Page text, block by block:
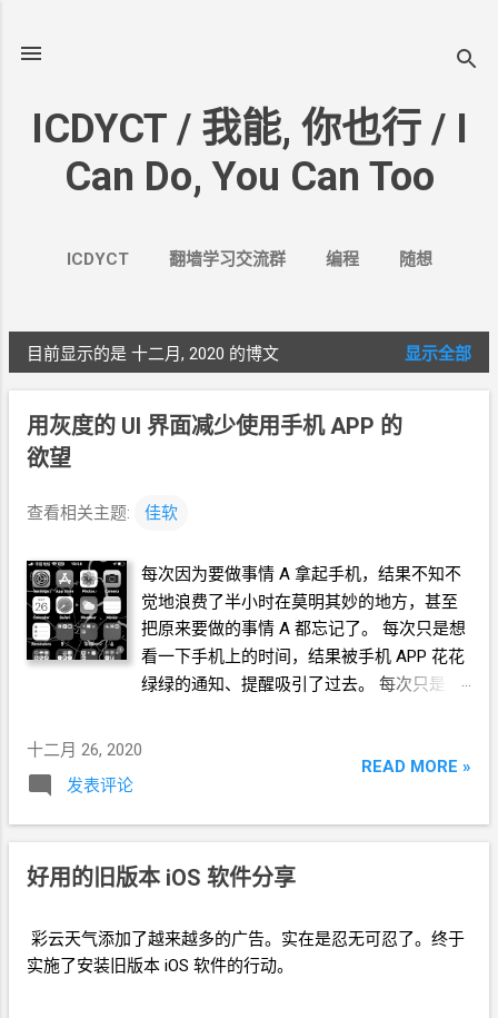
ICDYCT / 我能, 你也行 / I
Can Do, You Can Too
ICDYCT 翻墙学习交流群 编程 随想
博
文
目前显示的是 十二月, 2020 的博文 显示全部
用灰度的 UI 界面减少使用手机 APP 的
欲望
查看相关主题: 佳软
每次因为要做事情 A 拿起手机，结果不知不
觉地浪费了半小时在莫明其妙的地方，甚至
把原来要做的事情 A 都忘记了。 每次只是想
看一下手机上的时间，结果被手机 APP 花花
绿绿的通知、提醒吸引了过去。 每次只是习
十二月 26, 2020
发表评论
READ MORE »
好用的旧版本 iOS 软件分享
彩云天气添加了越来越多的广告。实在是忍无可忍了。终于
实施了安装旧版本 iOS 软件的行动。